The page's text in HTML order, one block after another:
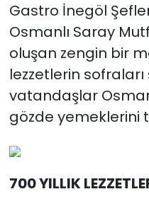
Gastro İnegöl
Osmanlı Saray
oluşan zengin bir
lezzetlerin
vatandaşlar
gözde yemeklerini
700 YILLIK